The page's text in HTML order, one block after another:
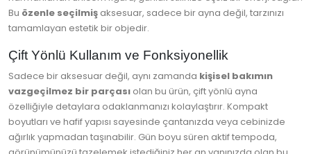
Bu özenle seçilmiş aksesuar, sadece bir ayna değil, tarzınızı
tamamlayan estetik bir objedir.
Çift Yönlü Kullanım ve Fonksiyonellik
Sadece bir aksesuar değil, aynı zamanda kişisel bakımın
vazgeçilmez bir parçası olan bu ürün, çift yönlü ayna
özelliğiyle detaylara odaklanmanızı kolaylaştırır. Kompakt
boyutları ve hafif yapısı sayesinde çantanızda veya cebinizde
ağırlık yapmadan taşınabilir. Gün boyu süren aktif tempoda,